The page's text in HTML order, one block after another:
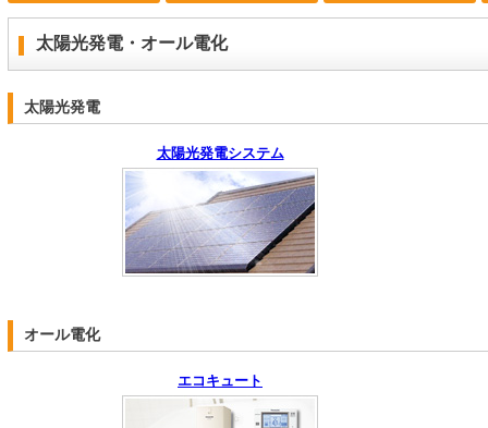
太陽光発電・オール電化
太陽光発電
太陽光発電システム
オール電化
エコキュート